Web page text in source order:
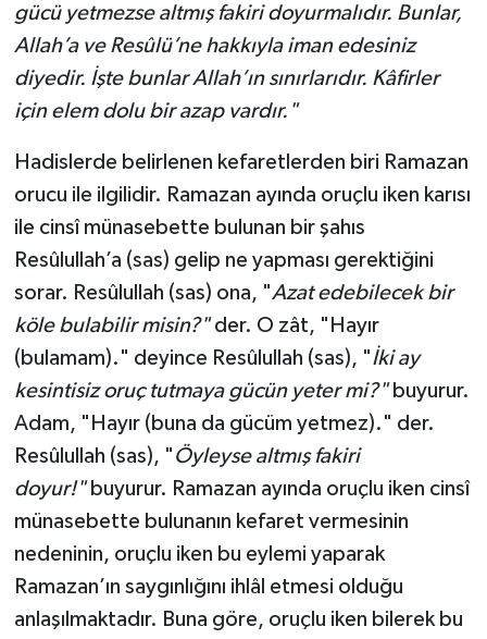
gücü yetmezse altmış fakiri doyurmalıdır. Bunlar,
Allah’a ve Resûlü’ne hakkıyla iman edesiniz
diyedir. İşte bunlar Allah’ın sınırlarıdır. Kâfirler
için elem dolu bir azap vardır."
Hadislerde belirlenen kefaretlerden biri Ramazan
orucu ile ilgilidir. Ramazan ayında oruçlu iken karısı
ile cinsî münasebette bulunan bir şahıs
Resûlullah’a (sas) gelip ne yapması gerektiğini
sorar. Resûlullah (sas) ona, "Azat edebilecek bir
köle bulabilir misin?"der. O zât, "Hayır
(bulamam)." deyince Resûlullah (sas), "İki ay
kesintisiz oruç tutmaya gücün yeter mi?"buyurur.
Adam, "Hayır (buna da gücüm yetmez)." der.
Resûlullah (sas), " Öyleyse altmış fakiri
doyur!"buyurur. Ramazan ayında oruçlu iken cinsî
münasebette bulunanın kefaret vermesinin
nedeninin, oruçlu iken bu eylemi yaparak
Ramazan’ın saygınlığını ihlâl etmesi olduğu
anlaşılmaktadır. Buna göre, oruçlu iken bilerek bu